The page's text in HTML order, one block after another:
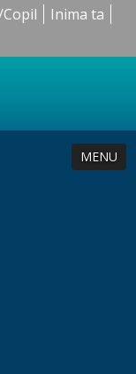
Inima ta
MENU